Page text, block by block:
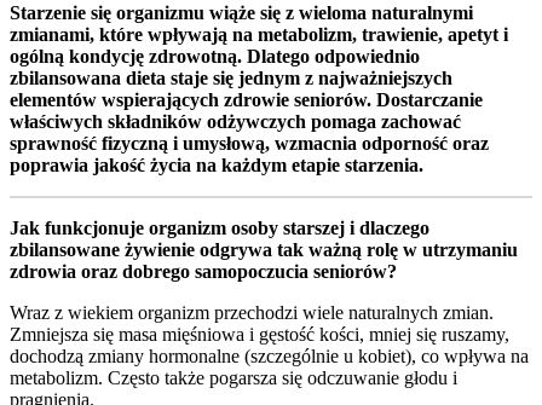
Starzenie się organizmu wiąże się z wieloma naturalnymi
zmianami, które wpływają na metabolizm, trawienie, apetyt i
ogólną kondycję zdrowotną. Dlatego odpowiednio
zbilansowana dieta staje się jednym z najważniejszych
elementów wspierających zdrowie seniorów. Dostarczanie
właściwych składników odżywczych pomaga zachować
sprawność fizyczną i umysłową, wzmacnia odporność oraz
poprawia jakość życia na każdym etapie starzenia.
Jak funkcjonuje organizm osoby starszej i dlaczego
zbilansowane żywienie odgrywa tak ważną rolę w utrzymaniu
zdrowia oraz dobrego samopoczucia seniorów?
Wraz z wiekiem organizm przechodzi wiele naturalnych zmian.
Zmniejsza się masa mięśniowa i gęstość kości, mniej się ruszamy,
dochodzą zmiany hormonalne (szczególnie u kobiet), co wpływa na
metabolizm. Często także pogarsza się odczuwanie głodu i
pragnienia.